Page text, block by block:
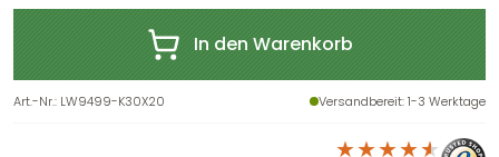
In den Warenkorb
Art.-Nr.: LW9499-K30X20 Versandbereit: 1-3 Werktage